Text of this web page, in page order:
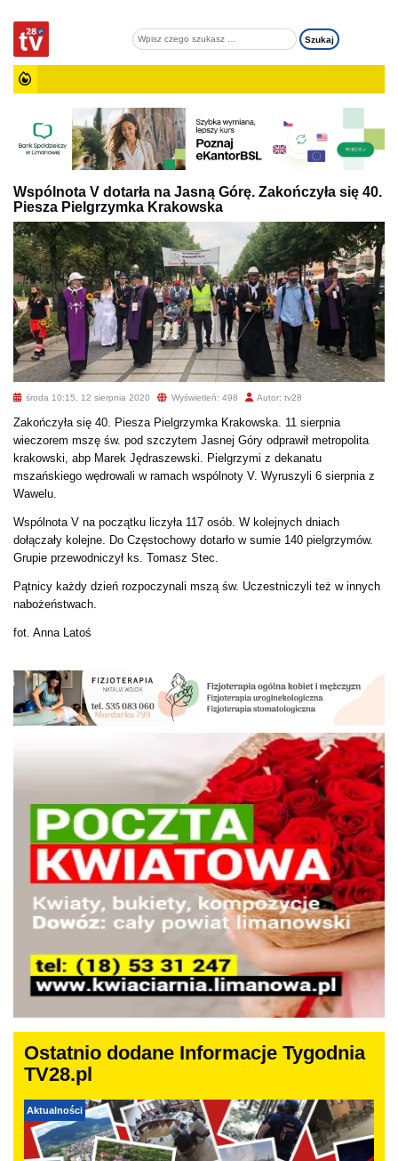
Wspólnota V dotarła na Jasną Górę. Zakończyła się 40.
Piesza Pielgrzymka Krakowska
środa 10:15, 12 sierpnia 2020 Wyświetleń: 498 Autor: tv28
Zakończyła się 40. Piesza Pielgrzymka Krakowska. 11 sierpnia
wieczorem mszę św. pod szczytem Jasnej Góry odprawił metropolita
krakowski, abp Marek Jędraszewski. Pielgrzymi z dekanatu
mszańskiego wędrowali w ramach wspólnoty V. Wyruszyli 6 sierpnia z
Wawelu.
Wspólnota V na początku liczyła 117 osób. W kolejnych dniach
dołączały kolejne. Do Częstochowy dotarło w sumie 140 pielgrzymów.
Grupie przewodniczył ks. Tomasz Stec.
Pątnicy każdy dzień rozpoczynali mszą św. Uczestniczyli też w innych
nabożeństwach.
fot. Anna Latoś
Ostatnio dodane Informacje Tygodnia
TV28.pl
Aktualności